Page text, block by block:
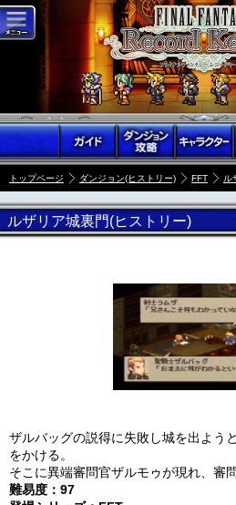
トップページ ダンジョン(ヒストリー) FFT ル
ルザリア城裏門(ヒストリー)
ザルバッグの説得に失敗し城を出よう
をかける。
そこに異端審問官ザルモゥが現れ、審
難易度：97